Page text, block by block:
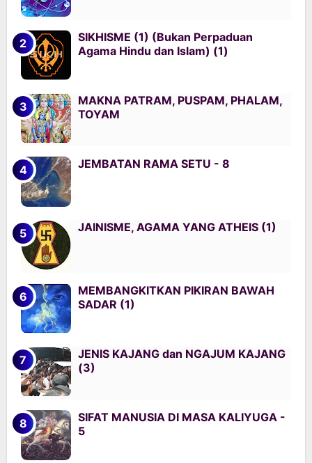
SIKHISME (1) (Bukan Perpaduan
Agama Hindu dan Islam) (1)
MAKNA PATRAM, PUSPAM, PHALAM,
TOYAM
JEMBATAN RAMA SETU - 8
JAINISME, AGAMA YANG ATHEIS (1)
MEMBANGKITKAN PIKIRAN BAWAH
SADAR (1)
JENIS KAJANG dan NGAJUM KAJANG
(3)
SIFAT MANUSIA DI MASA KALIYUGA -
5